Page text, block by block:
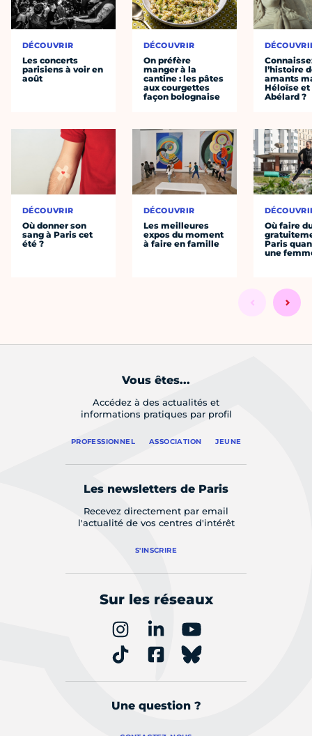
DÉCOUVRIR
Les concerts
parisiens à voir en
août
DÉCOUVRIR
Où donner son
sang à Paris cet
été ?
DÉCOUVRIR
On préfère
manger à la
cantine : les pâtes
aux courgettes
façon bolognaise
DÉCOUVRIR
Les meilleures
expos du moment
à faire en famille
l’histoire
amants
Héloïse et
Abélard ?
Où faire
Paris
une
Vous êtes...
Accédez à des actualités et
informations pratiques par profil
PROFESSIONNEL ASSOCIATION JEUNE
Les newsletters de Paris
Recevez directement par email
l'actualité de vos centres d'intérêt
S'INSCRIRE
Sur les réseaux
Une question ?